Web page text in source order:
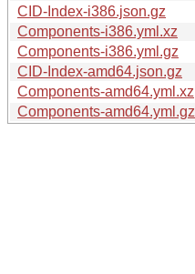
CID-Index-i386.json.gz
Components-i386.yml.xz
Components-i386.yml.gz
CID-Index-amd64.json.gz
Components-amd64.yml.xz
Components-amd64.yml.gz